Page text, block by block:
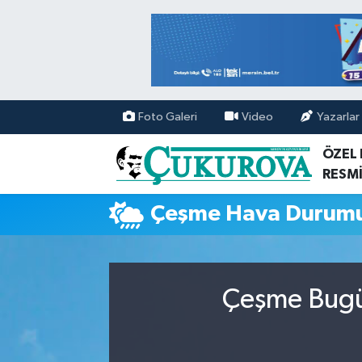
Foto Galeri Video Yazarlar
ÖZEL
Çeşme Hava
Çeşme
Mersin Nöbetçi Eczaneler
Mersin Hava Durumu
Mersin Namaz Vakitleri
Mersin Trafik Yoğunluk Haritası
Süper Lig Puan Durumu ve Fikstür
Tüm Manşetler